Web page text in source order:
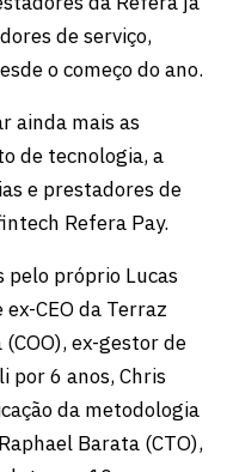
de serviço,
o começo do ano.
ainda mais as
de tecnologia, a
e prestadores de
Refera Pay.
pelo próprio Lucas
CEO da Terraz
ex-gestor de
por 6 anos, Chris
da metodologia
Barata (CTO),